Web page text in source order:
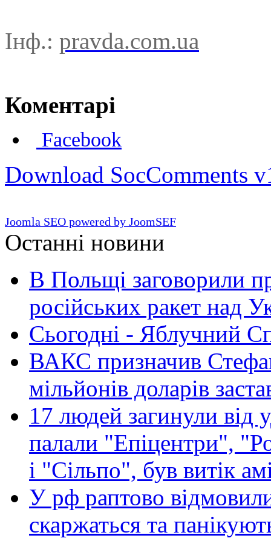
Інф.: pravda.com.ua
Коментарі
Facebook
Download SocComments
Joomla SEO powered by JoomSEF
Останні новини
В Польщі заговорили
російських ракет над
Сьогодні - Яблучний
ВАКС призначив
мільйонів доларів
17 людей загинули від
палали "Епіцентри",
і "Сільпо", був витік
У рф раптово
скаржаться та